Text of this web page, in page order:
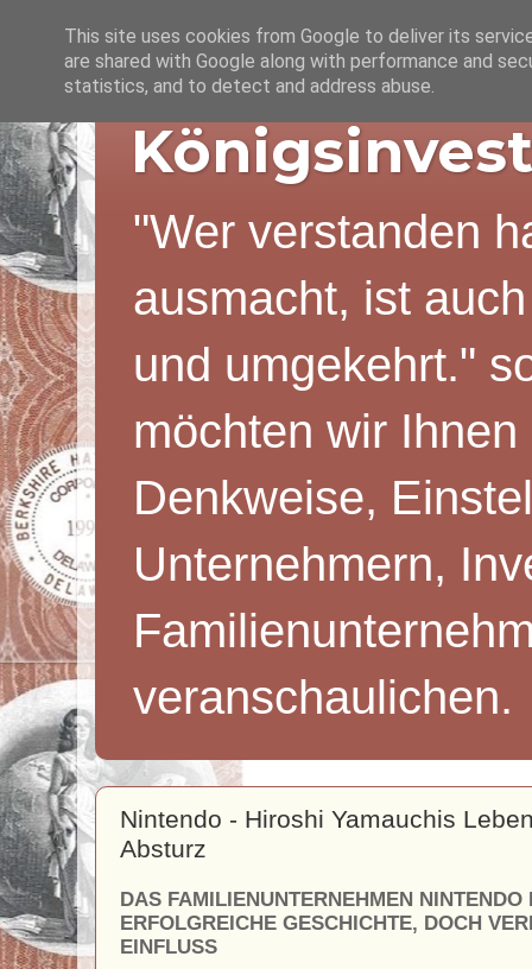
"Wer verstanden
ausmacht, ist
und umgekehrt."
möchten wir
Denkweise,
Unternehmern,
veranschaulichen.
Nintendo - Hiroshi Yamauchis
Absturz
DAS FAMILIENUNTERNEHMEN
ERFOLGREICHE GESCHICHTE, DOCH
EINFLUSS
This site uses cookies from Google to deliver its
are shared with Google along with performance and
statistics, and to detect and address abuse.